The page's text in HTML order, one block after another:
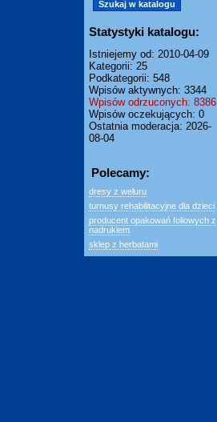
Statystyki katalogu:
Istniejemy od: 2010-04-09
Kategorii: 25
Podkategorii: 548
Wpisów aktywnych: 3344
Wpisów odrzuconych: 8386
Wpisów oczekujących: 0
Ostatnia moderacja: 2026-
08-04
Polecamy:
dresy z weluru
turnusy rehabilitacyjne dla dzieci
producent opakowań foliowych z
nadrukiem
sklep z herbatami